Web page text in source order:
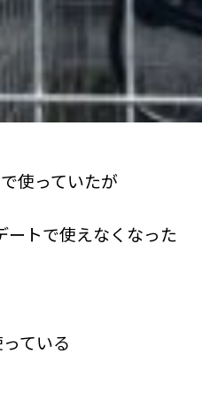
使っていたが
トで使えなくなった
ている